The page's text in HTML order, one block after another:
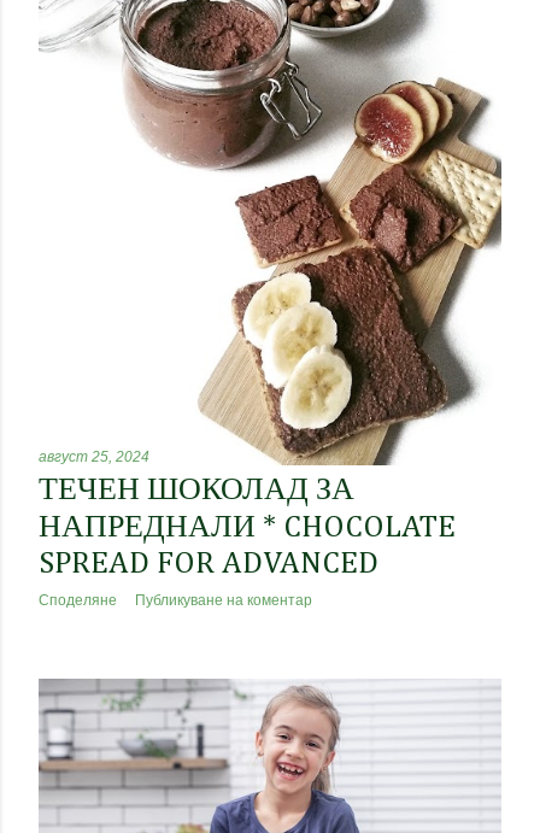
к
а
август 25, 2024
ТЕЧЕН ШОКОЛАД ЗА
НАПРЕДНАЛИ * CHOCOLATE
SPREAD FOR ADVANCED
Споделяне Публикуване на коментар